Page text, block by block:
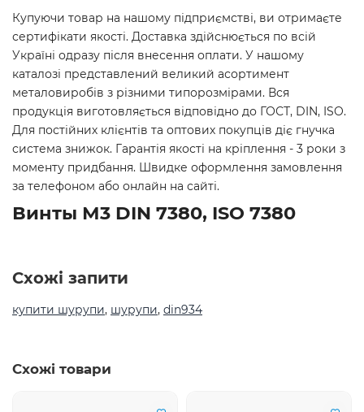
Купуючи товар на нашому підприємстві, ви отримаєте
сертифікати якості. Доставка здійснюється по всій
Україні одразу після внесення оплати. У нашому
каталозі представлений великий асортимент
металовиробів з різними типорозмірами. Вся
продукція виготовляється відповідно до ГОСТ, DIN, ISO.
Для постійних клієнтів та оптових покупців діє гнучка
система знижок. Гарантія якості на кріплення - 3 роки з
моменту придбання. Швидке оформлення замовлення
за телефоном або онлайн на сайті.
Винты М3 DIN 7380, ISO 7380
Схожі запити
купити шурупи, шурупи, din934
Схожі товари